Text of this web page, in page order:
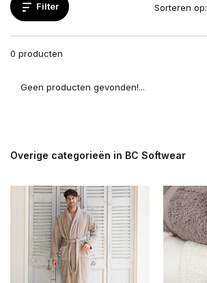
Filter
0 producten
Sorteren op:
Geen producten gevonden!...
Overige categorieën in BC Softwear